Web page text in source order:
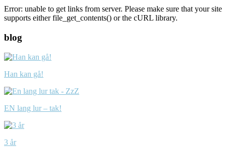
Error: unable to get links from server. Please make sure that your site
supports either file_get_contents() or the cURL library.
blog
Han kan gå!
EN lang lur – tak!
3 år